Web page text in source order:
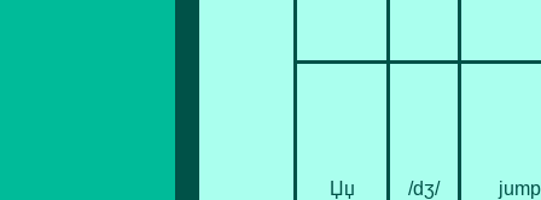
Џџ /dʒ/ jump